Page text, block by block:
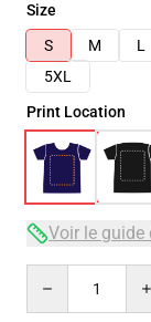
Size
S
M L
5XL
Print Location
Voir le guide